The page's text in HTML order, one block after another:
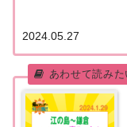
2024.05.27